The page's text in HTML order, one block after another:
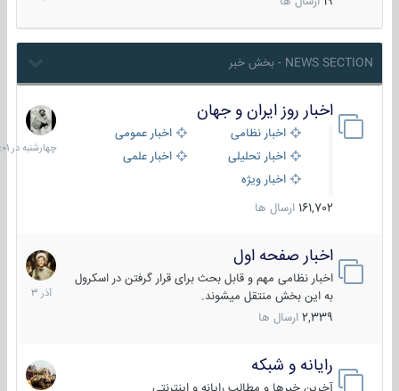
NEWS SECTION - بخش خبر
اخبار روز ایران و جهان
اخبار نظامی
اخبار عمومی
اخبار تحلیلی
اخبار علمی
اخبار ویژه
161,702 ارسال ها
در
06:01
اخبار صفحه اول
اخبار نظامی مهم و قابل بحث برای قرار گرفتن در اسکرول
به این بخش منتقل میشوند.
2,339 ارسال ها
7
آذر
1403
رایانه و شبکه
30
بهمن